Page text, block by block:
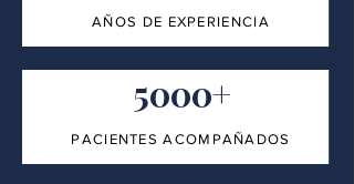
AÑOS DE EXPERIENCIA
5000+
PACIENTES ACOMPAÑADOS